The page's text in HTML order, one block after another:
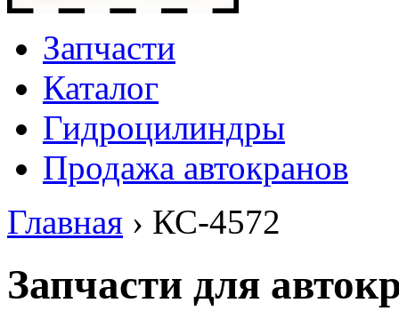
Запчасти
Каталог
Гидроцилиндры
Продажа автокранов
Главная › КС-4572
Запчасти для